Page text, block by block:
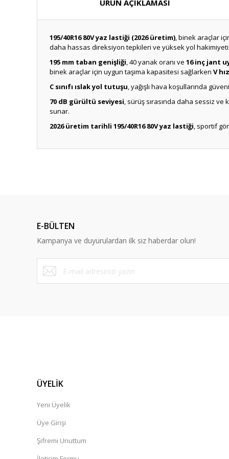
ÜRÜN AÇIKLAMASI
195/40R16 80V yaz lastiği (2026 üretim), binek araçlar
daha hassas direksiyon tepkileri ve yüksek yol hakimiyeti
195 mm taban genişliği, 40 yanak oranı ve 16 inç jant
binek araçlar için uygun taşıma kapasitesi sağlarken V
C sınıfı ıslak yol tutuşu, yağışlı hava koşullarında
70 dB gürültü seviyesi, sürüş sırasında daha sessiz ve
sunar.
2026 üretim tarihli 195/40R16 80V yaz lastiği, sportif
E-BÜLTEN
Kampanya ve duyurulardan ilk siz haberdar olun!
ÜYELİK
Yeni Üyelik
Üye Girişi
Şifremi Unuttum